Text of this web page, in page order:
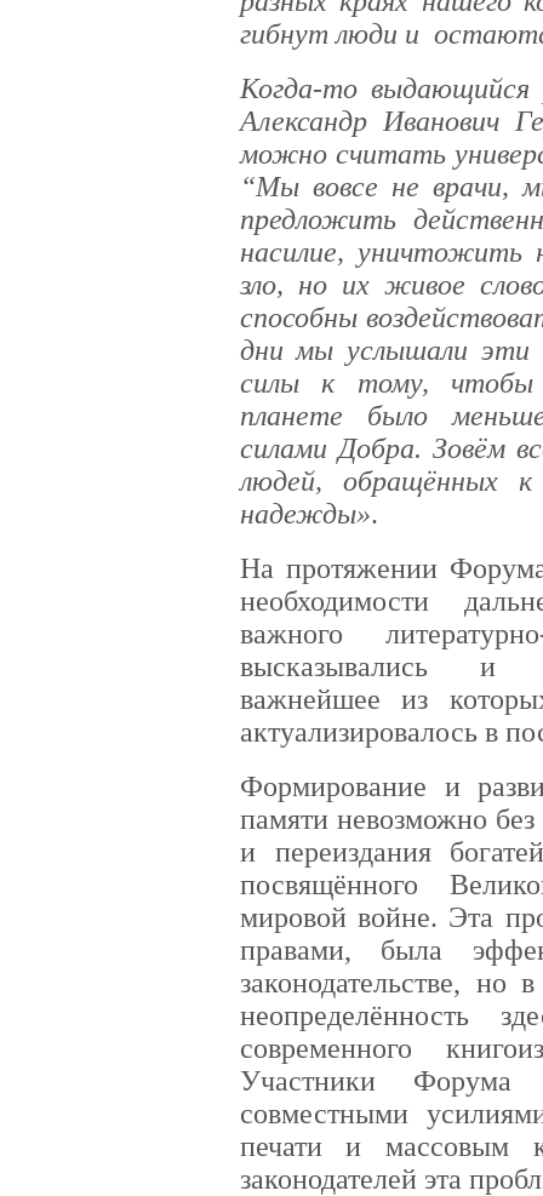
гибнут люди и
Когда-то выдающийся
Александр Иванович
можно считать
“Мы вовсе не врачи,
предложить
насилие, уничтожить
зло, но их живое
способны
дни мы услышали эти
силы к тому, чтобы
планете было
силами Добра. Зовём
людей, обращённых
надежды».
На протяжении
необходимости
важного
высказывались и
важнейшее из
актуализировалось в
Формирование и
памяти невозможно без
и переиздания
посвящённого
мировой войне. Эта
правами, была
законодательстве, но
неопределённость
современного
Участники Форума
совместными
печати и массовым
законодателей эта